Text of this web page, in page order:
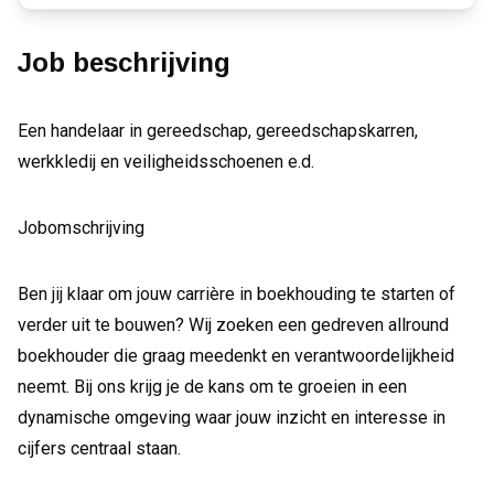
Job beschrijving
Een handelaar in gereedschap, gereedschapskarren,
werkkledij en veiligheidsschoenen e.d.
Jobomschrijving
Ben jij klaar om jouw carrière in boekhouding te starten of
verder uit te bouwen? Wij zoeken een gedreven allround
boekhouder die graag meedenkt en verantwoordelijkheid
neemt. Bij ons krijg je de kans om te groeien in een
dynamische omgeving waar jouw inzicht en interesse in
cijfers centraal staan.